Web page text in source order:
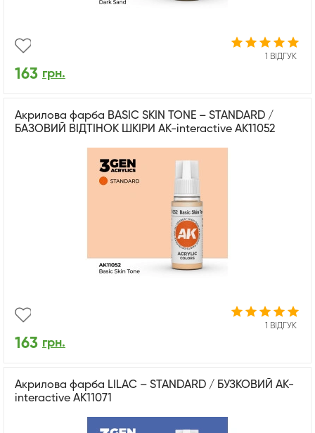
1 ВІДГУК
163 грн.
Акрилова фарба BASIC SKIN TONE – STANDARD /
БАЗОВИЙ ВІДТІНОК ШКІРИ AK-interactive AK11052
1 ВІДГУК
163 грн.
Акрилова фарба LILAC – STANDARD / БУЗКОВИЙ AK-
interactive AK11071